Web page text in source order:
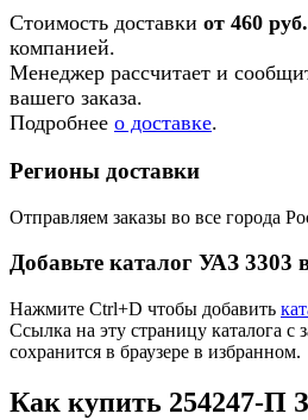
Стоимость доставки от 460 руб.
компанией.
Менеджер рассчитает и
вашего заказа.
Подробнее о доставке.
Регионы доставки
Отправляем заказы во все города
Добавьте каталог УАЗ 3303
Нажмите Ctrl+D чтобы добавить
Ссылка на эту страницу каталога с
сохранится в браузере в избранном.
Как купить 254247-П